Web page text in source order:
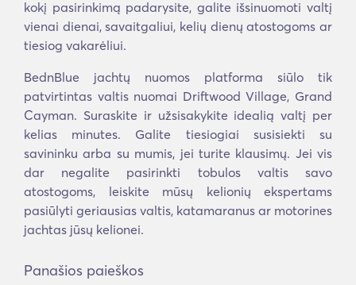
kokį pasirinkimą padarysite, galite išsinuomoti valtį
vienai dienai, savaitgaliui, kelių dienų atostogoms ar
tiesiog vakarėliui.
BednBlue jachtų nuomos platforma siūlo tik
patvirtintas valtis nuomai Driftwood Village, Grand
Cayman. Suraskite ir užsisakykite idealią valtį per
kelias minutes. Galite tiesiogiai susisiekti su
savininku arba su mumis, jei turite klausimų. Jei vis
dar negalite pasirinkti tobulos valtis savo
atostogoms, leiskite mūsų kelionių ekspertams
pasiūlyti geriausias valtis, katamaranus ar motorines
jachtas jūsų kelionei.
Panašios paieškos